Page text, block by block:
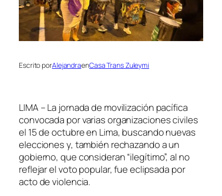
Escrito porAlejandraenCasa Trans Zuleymi
LIMA – La jornada de movilización pacífica
convocada por varias organizaciones civiles
el 15 de octubre en Lima, buscando nuevas
elecciones y, también rechazando a un
gobierno, que consideran “ilegítimo”, al no
reflejar el voto popular, fue eclipsada por
acto de violencia.